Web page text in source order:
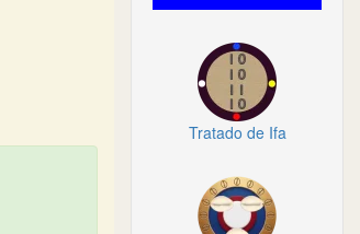
Tratado de Ifa